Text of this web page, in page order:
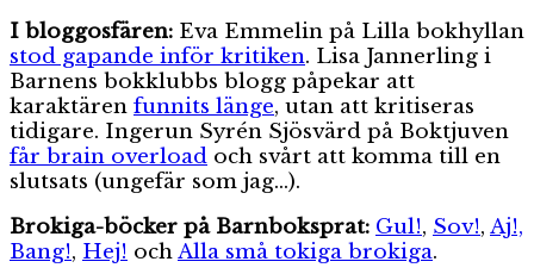
I bloggosfären: Eva Emmelin på Lilla bokhyllan
stod gapande inför kritiken. Lisa Jannerling i
Barnens bokklubbs blogg påpekar att
karaktären funnits länge, utan att kritiseras
tidigare. Ingerun Syrén Sjösvärd på Boktjuven
får brain overload och svårt att komma till en
slutsats (ungefär som jag…).
Brokiga-böcker på Barnboksprat: Gul!, Sov!, Aj!,
Bang!, Hej! ochAlla små tokiga brokiga.